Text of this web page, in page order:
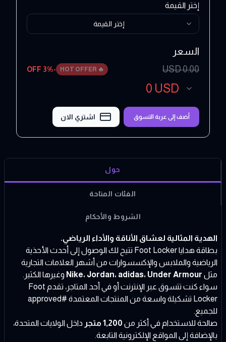
إختر القيمة
إختر القيمة
السعر
0.00
USD
🔥
HOT OFFER
-
3% OFF
0 USD
أضف إلى عربة التسوق اشتري الان
حول
الفئات المتاحة
الشروط والأحكام
الهدية المثالية لعشاق الأناقة والأداء الرياضي.
بطاقة هدايا Foot Locker تتيح لك الوصول إلى أحدث الأحذية
الرياضية والملابس والإكسسوارات من أشهر العلامات التجارية
مثل Nike، Jordan، adidas، Under Armour وغيرها الكثير.
سواء كنت تتسوق عبر الإنترنت أو في أحد المتاجر، تقدم Foot
Locker تشكيلة واسعة من المنتجات المعتمدة #approved
للجميع.
صالحة للاستخدام في أكثر من 1,200 متجر
داخل الولايات المتحدة،
بالإضافة إلى المواقع الإلكترونية التابعة.